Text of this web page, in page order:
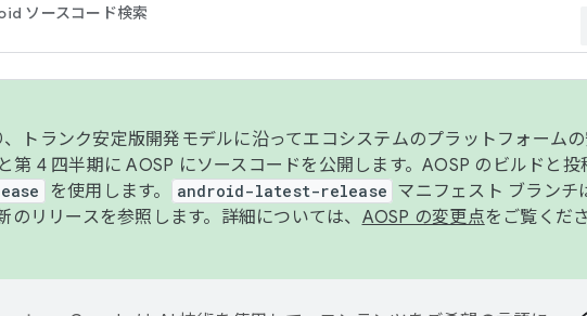
ソースコード検索
トランク安定版開発モデルに沿ってエコシステムのプラットフォーム
第 4 四半期に AOSP にソースコードを公開します。AOSP のビルドと投
を使用します。 android-latest-release マニフェスト ブランチ
のリリースを参照します。詳細については、 AOSP の変更点をご覧くだ